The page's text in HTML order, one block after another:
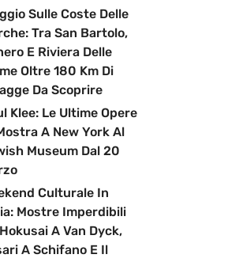
Sulle Coste Delle
Tra San Bartolo,
E Riviera Delle
Oltre 180 Km Di
Da Scoprire
Klee: Le Ultime Opere
A New York Al
Museum Dal 20
Culturale In
Mostre Imperdibili
A Van Dyck,
A Schifano E Il